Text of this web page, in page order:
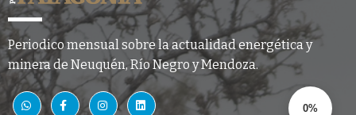
Periodico mensual sobre la actualidad energética y
minera de Neuquén, Río Negro y Mendoza.
0%